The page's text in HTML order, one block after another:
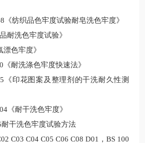
纺织品色牢度试验耐皂洗色牢度》
耐洗色牢度试验》
色牢度》
《耐洗涤色牢度快速法》
《印花图案及整理剂的干洗耐久性测
《耐干洗色牢度》
耐干洗色牢度试验方法
C03 C04 C05 C06 C08 D01，BS 100